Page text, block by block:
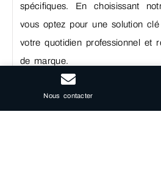
Nous contacter
spécifiques. En choisissant
vous optez pour une solution
votre quotidien professionnel et
de marque.
Pour découvrir comment